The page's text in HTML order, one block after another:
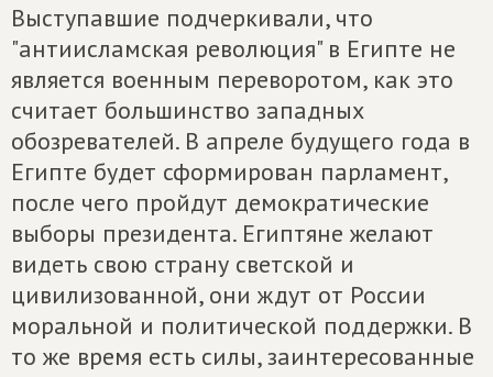
Выступавшие подчеркивали, что
"антиисламская революция" в Египте не
является военным переворотом, как это
считает большинство западных
обозревателей. В апреле будущего года в
Египте будет сформирован парламент,
после чего пройдут демократические
выборы президента. Египтяне желают
видеть свою страну светской и
цивилизованной, они ждут от России
моральной и политической поддержки. В
то же время есть силы, заинтересованные